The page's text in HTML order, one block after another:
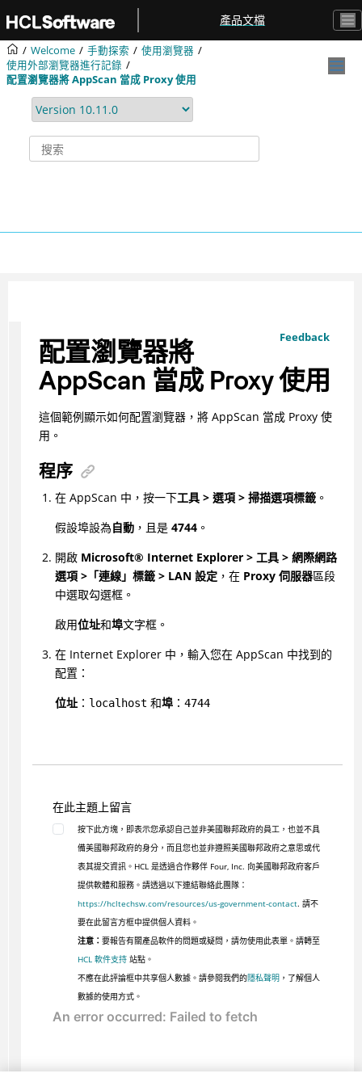
產品文檔
Welcome 手動探索
使用瀏覽器
使用外部瀏覽器進行記錄
配置瀏覽器將AppScan 當成 Proxy 使用
Feedback
配置瀏覽器將
AppScan 當成 Proxy 使用
這個範例顯示如何配置瀏覽器，將 AppScan 當成 Proxy 使
用。
程序
在 AppScan 中，按一下工具 > 選項 > 掃描選項標籤。
假設埠設為自動，且是 4744。
開啟 Microsoft® Internet Explorer > 工具 > 網際網路
選項 >「連線」標籤 > LAN 設定，在 Proxy 伺服器區段
中選取勾選框。
啟用位址和埠文字框。
在 Internet Explorer 中，輸入您在 AppScan 中找到的
配置：
位址： localhost 和埠： 4744
在此主題上留言
按下此方塊，即表示您承認自己並非美國聯邦政府的員工，也並不具
備美國聯邦政府的身分，而且您也並非遵照美國聯邦政府之意思或代
表其提交資訊。HCL 是透過合作夥伴 Four, Inc. 向美國聯邦政府客戶
提供軟體和服務。請透過以下連結聯絡此團隊：
https://hcltechsw.com/resources/us-government-contact. 請不
要在此留言方框中提供個人資料。
注意： 要報告有關產品軟件的問題或疑問，請勿使用此表單。請轉至
HCL 軟件支持站點。
不應在此評論框中共享個人數據。請參閱我們的隱私聲明 ，了解個人
數據的使用方式。